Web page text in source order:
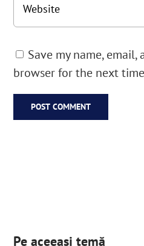
Save my name,
browser for the next
Pe aceeași temă